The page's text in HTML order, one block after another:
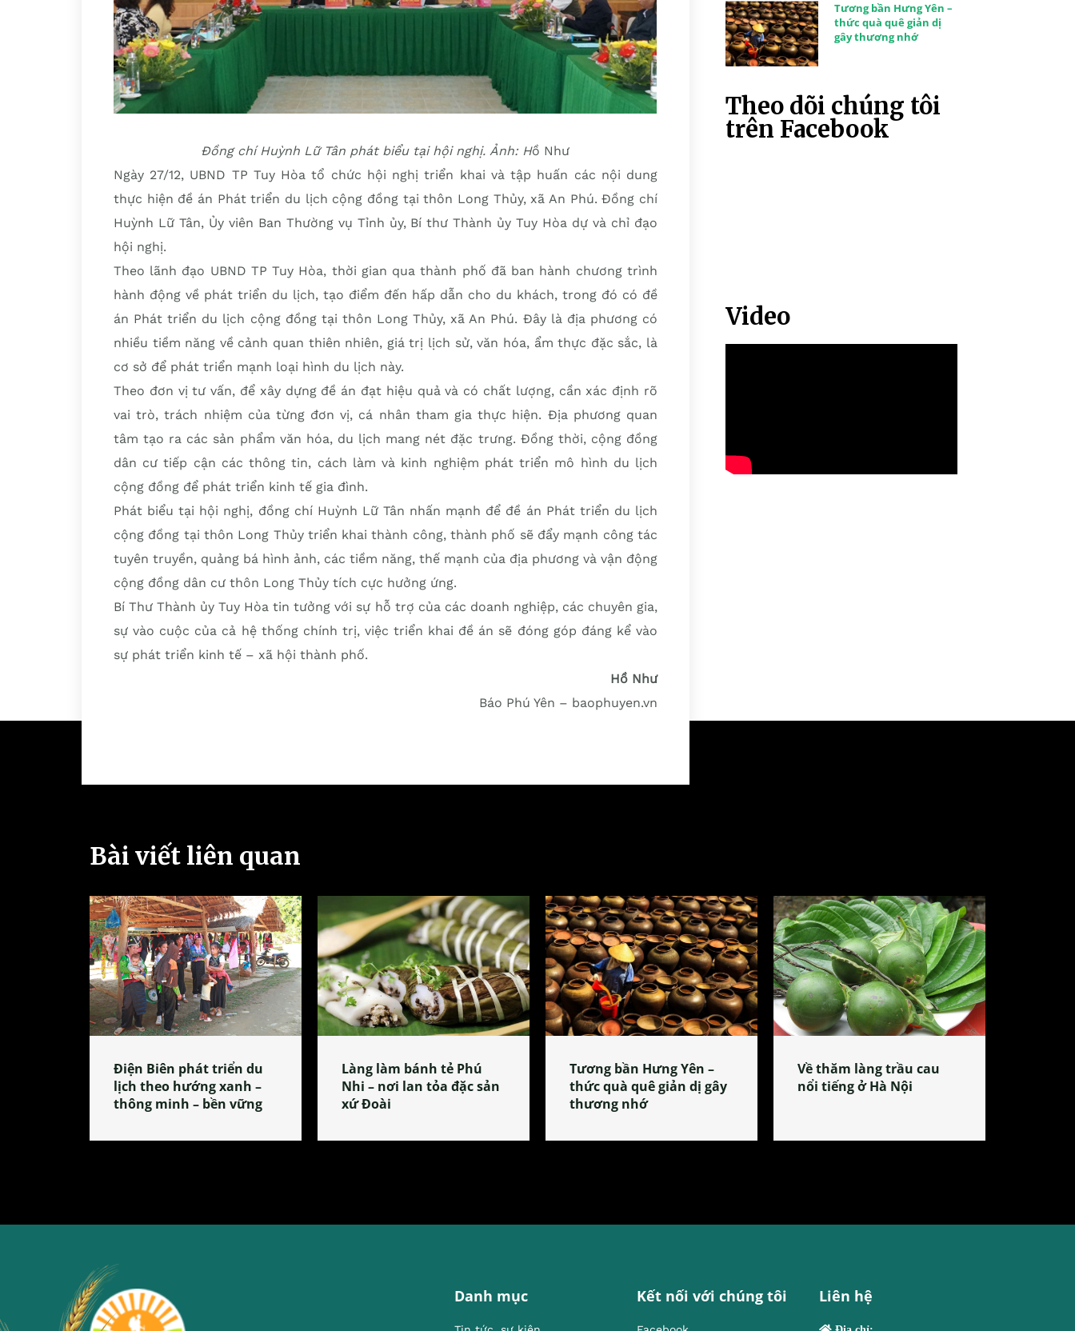
Đồng chí Huỳnh Lữ Tân phát biểu tại hội nghị. Ảnh: Hồ Như
Ngày 27/12, UBND TP Tuy Hòa tổ chức hội nghị triển khai và tập huấn các nội dung
thực hiện đề án Phát triển du lịch cộng đồng tại thôn Long Thủy, xã An Phú. Đồng chí
Huỳnh Lữ Tân, Ủy viên Ban Thường vụ Tỉnh ủy, Bí thư Thành ủy Tuy Hòa dự và chỉ đạo
hội nghị.
Theo lãnh đạo UBND TP Tuy Hòa, thời gian qua thành phố đã ban hành chương trình
hành động về phát triển du lịch, tạo điểm đến hấp dẫn cho du khách, trong đó có đề
án Phát triển du lịch cộng đồng tại thôn Long Thủy, xã An Phú. Đây là địa phương có
nhiều tiềm năng về cảnh quan thiên nhiên, giá trị lịch sử, văn hóa, ẩm thực đặc sắc, là
cơ sở để phát triển mạnh loại hình du lịch này.
Theo đơn vị tư vấn, để xây dựng đề án đạt hiệu quả và có chất lượng, cần xác định rõ
vai trò, trách nhiệm của từng đơn vị, cá nhân tham gia thực hiện. Địa phương quan
tâm tạo ra các sản phẩm văn hóa, du lịch mang nét đặc trưng. Đồng thời, cộng đồng
dân cư tiếp cận các thông tin, cách làm và kinh nghiệm phát triển mô hình du lịch
cộng đồng để phát triển kinh tế gia đình.
Phát biểu tại hội nghị, đồng chí Huỳnh Lữ Tân nhấn mạnh để đề án Phát triển du lịch
cộng đồng tại thôn Long Thủy triển khai thành công, thành phố sẽ đẩy mạnh công tác
tuyên truyền, quảng bá hình ảnh, các tiềm năng, thế mạnh của địa phương và vận động
cộng đồng dân cư thôn Long Thủy tích cực hưởng ứng.
Bí Thư Thành ủy Tuy Hòa tin tưởng với sự hỗ trợ của các doanh nghiệp, các chuyên gia,
sự vào cuộc của cả hệ thống chính trị, việc triển khai đề án sẽ đóng góp đáng kể vào
sự phát triển kinh tế – xã hội thành phố.
Hồ Như
Báo Phú Yên – baophuyen.vn
Tương bần Hưng Yên –
thức quà quê giản dị
gây thương nhớ
Theo dõi chúng tôi
trên Facebook
Video
Bài viết liên quan
Điện Biên phát triển du
lịch theo hướng xanh –
thông minh – bền vững
Làng làm bánh tẻ Phú
Nhi – nơi lan tỏa đặc sản
xứ Đoài
Tương bần Hưng Yên –
thức quà quê giản dị gây
thương nhớ
Về thăm làng trầu cau
nổi tiếng ở Hà Nội
Danh mục Kết nối với chúng tôi Liên hệ